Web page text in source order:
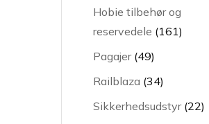
Hobie tilbehør og
reservedele 161161
Pagajer 4949
varer
Railblaza 3434
varer
Sikkerhedsudstyr 2222